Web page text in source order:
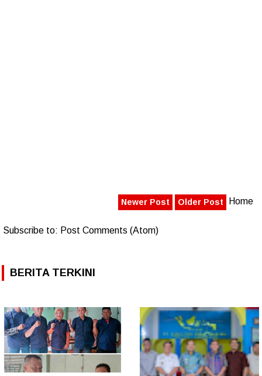
Newer Post Older Post Home
Subscribe to: Post Comments (Atom)
BERITA TERKINI